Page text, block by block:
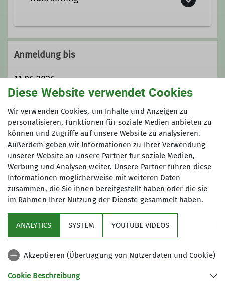
Trail Running Guide
Gemeinsam laufen wir in unseren
heimischen Bergen, in der Regel auf
mittelschweren Wegen.
Wir treffen uns wöchentlich am
Mittwoch während der
Sommermonate für 1,5 bis 2,5 Stunden
und genießen den Feierabend noch
am Berg.
Gipfelziele mit gelegentlichem
Einkehrschwung auf einer Alm oder
eine Abkühlung im See sind das
"Zuckerl" unserer Trailläufe.
Spaß und Freude am Laufen sowie das
gemeinsame Erlebniss stehen dabei
im Vordergrund!
Die genauen Termine findet ihr in
unserem Programm
Anmeldung bis
11.06.2026
Maximale Teilnehmeranzahl
6
wichtige Infos
Partner
Diese Website verwendet Cookies
Wir verwenden Cookies, um Inhalte und Anzeigen zu
personalisieren, Funktionen für soziale Medien anbieten zu
können und Zugriffe auf unsere Website zu analysieren.
Außerdem geben wir Informationen zu Ihrer Verwendung
unserer Website an unsere Partner für soziale Medien,
Werbung und Analysen weiter. Unsere Partner führen diese
Informationen möglicherweise mit weiteren Daten
zusammen, die Sie ihnen bereitgestellt haben oder die sie
im Rahmen Ihrer Nutzung der Dienste gesammelt haben.
ANALYTICS SYSTEM YOUTUBE VIDEOS
Akzeptieren (Übertragung von Nutzerdaten und Cookie)
Cookie Beschreibung